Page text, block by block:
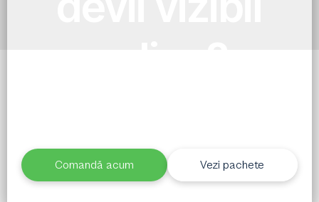
Comandă acum Vezi pachete